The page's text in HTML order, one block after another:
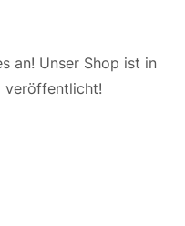
an! Unser Shop ist in
veröffentlicht!